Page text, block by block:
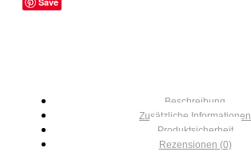
Beschreibung
Zusätzliche Informationen
Produktsicherheit
Rezensionen (0)